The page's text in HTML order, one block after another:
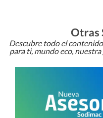
Otras
Descubre todo el
para ti, mundo eco,